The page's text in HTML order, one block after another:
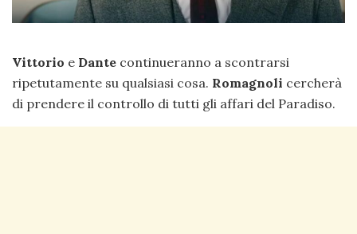
Vittorio e Dante continueranno a scontrarsi
ripetutamente su qualsiasi cosa. Romagnoli cercherà
di prendere il controllo di tutti gli affari del Paradiso.